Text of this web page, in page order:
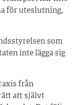
för uteslutning,
som
inte lägga sig
från
att självt